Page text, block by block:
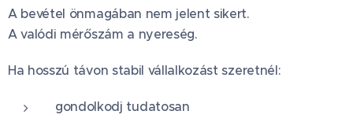
A bevétel önmagában nem jelent sikert.
A valódi mérőszám a nyereség.
Ha hosszú távon stabil vállalkozást szeretnél:
gondolkodj tudatosan